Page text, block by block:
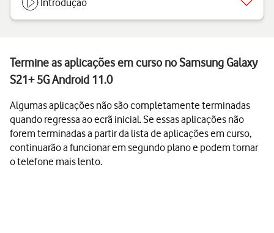
Introdução
Termine as aplicações em curso no Samsung Galaxy
S21+ 5G Android 11.0
Algumas aplicações não são completamente terminadas
quando regressa ao ecrã inicial. Se essas aplicações não
forem terminadas a partir da lista de aplicações em curso,
continuarão a funcionar em segundo plano e podem tornar
o telefone mais lento.